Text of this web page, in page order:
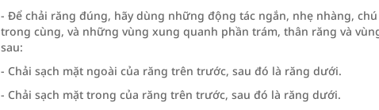
- Để chải răng đúng, hãy dùng những động tác ngắn, nhẹ nhàng,
trong cùng, và những vùng xung quanh phần trám, thân răng và
sau:
- Chải sạch mặt ngoài của răng trên trước, sau đó là răng dưới.
- Chải sạch mặt trong của răng trên trước, sau đó là răng dưới.